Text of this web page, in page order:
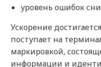
уровень ошибок
Ускорение
поступает на
маркировкой,
информации и